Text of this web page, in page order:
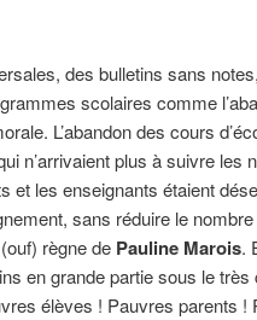
des bulletins sans
scolaires comme
L’abandon des cours
n’arrivaient plus à suivre les
et les enseignants étaient
sans réduire le
règne de Pauline Marois.
en grande partie sous le très
élèves ! Pauvres parents !